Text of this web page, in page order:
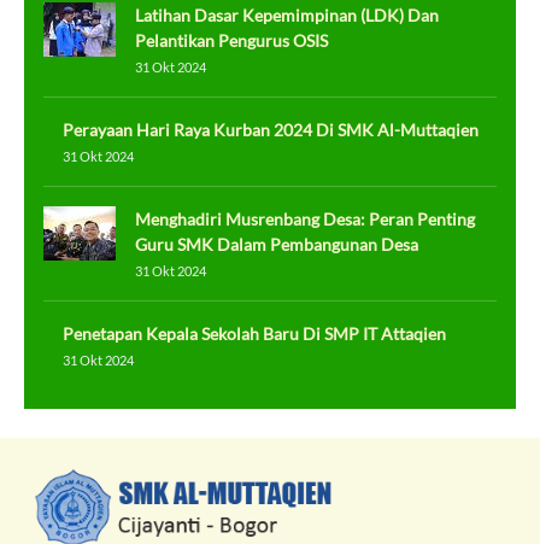
Latihan Dasar Kepemimpinan (LDK) Dan
Pelantikan Pengurus OSIS
31 Okt 2024
Perayaan Hari Raya Kurban 2024 Di SMK Al-Muttaqien
31 Okt 2024
Menghadiri Musrenbang Desa: Peran Penting
Guru SMK Dalam Pembangunan Desa
31 Okt 2024
Penetapan Kepala Sekolah Baru Di SMP IT Attaqien
31 Okt 2024